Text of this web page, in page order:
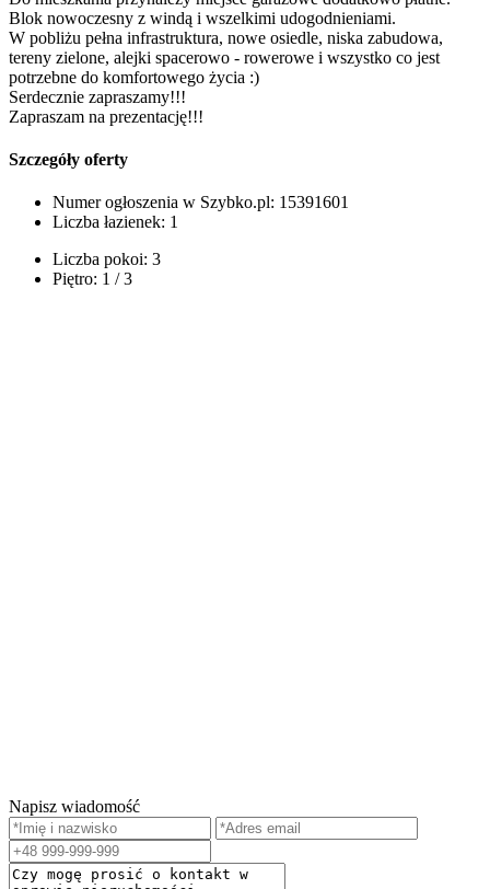
Blok nowoczesny z windą i wszelkimi udogodnieniami.
W pobliżu pełna infrastruktura, nowe osiedle, niska zabudowa,
tereny zielone, alejki spacerowo - rowerowe i wszystko co jest
potrzebne do komfortowego życia :)
Serdecznie zapraszamy!!!
Zapraszam na prezentację!!!
Szczegóły oferty
Numer ogłoszenia w Szybko.pl: 15391601
Liczba łazienek: 1
Liczba pokoi: 3
Piętro: 1 / 3
Napisz wiadomość